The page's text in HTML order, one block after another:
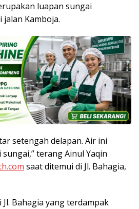
luapan sungai
jalan Kamboja.
setengah delapan. Air ini
terang Ainul Yaqin
saat ditemui di Jl. Bahagia,
Bahagia yang terdampak